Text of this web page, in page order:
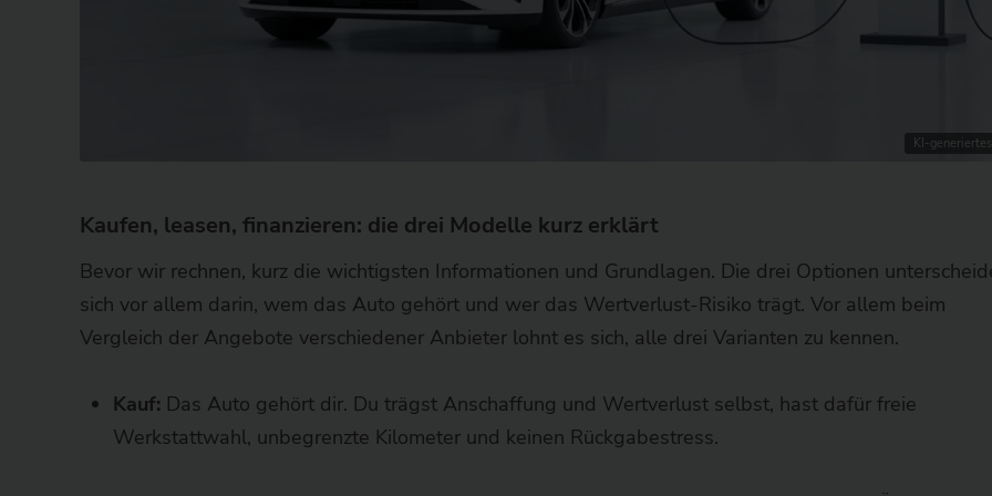
KI-
Kaufen, leasen, finanzieren: die drei Modelle kurz erklärt
Bevor wir rechnen, kurz die wichtigsten Informationen und Grundlagen. Die drei Optionen
sich vor allem darin, wem das Auto gehört und wer das Wertverlust-Risiko trägt. Vor allem beim
Vergleich der Angebote verschiedener Anbieter lohnt es sich, alle drei Varianten zu kennen.
Kauf: Das Auto gehört dir. Du trägst Anschaffung und Wertverlust selbst, hast dafür freie
Werkstattwahl, unbegrenzte Kilometer und keinen Rückgabestress.